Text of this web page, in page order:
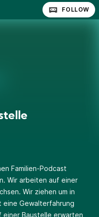
FOLLOW
Familien-Podcast
Wir arbeiten auf einer
Wir ziehen um in
eine Gewalterfahrung
einer Baustelle erwarten